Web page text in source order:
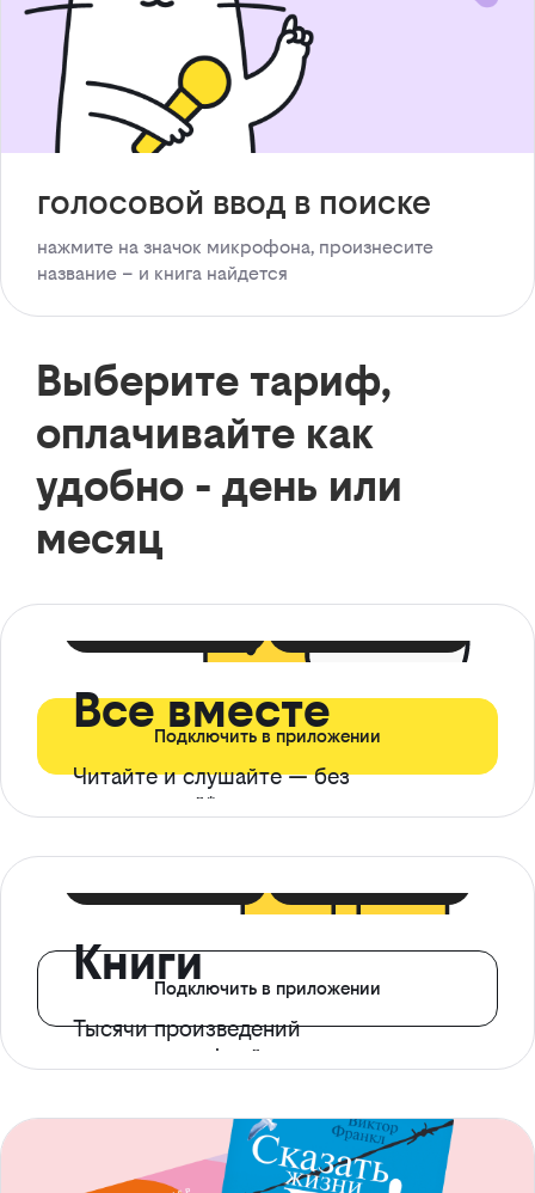
голосовой ввод в поиске
нажмите на значок микрофона, произнесите
название – и книга найдется
Выберите тариф,
оплачивайте как
удобно - день или
месяц
Все вместе
Читайте и слушайте — без
ограничений*
Подключить в приложении
Книги
Тысячи произведений
с доступом офлайн
Подключить в приложении